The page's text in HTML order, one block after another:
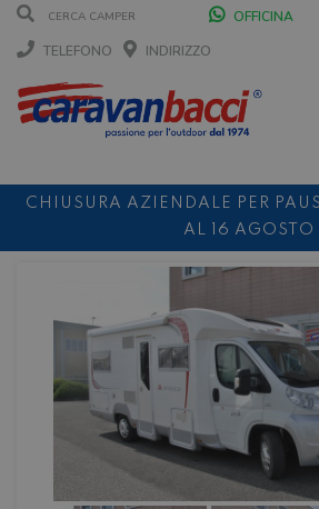
OFFICINA
TELEFONO
INDIRIZZO
CHIUSURA AZIENDALE PER
AL 16 AGOSTO
DURANTE IL MESE DI AGOSTO
SCONTO 10% NOLEGGIO
NOLEGGI DI